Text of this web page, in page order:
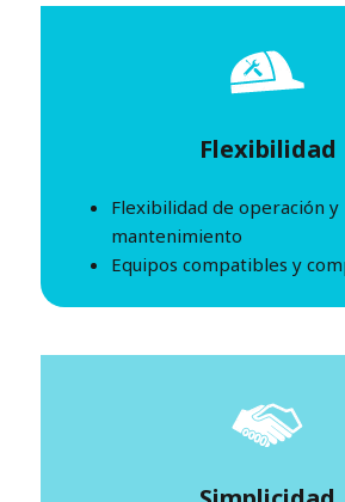
Flexibilidad
Flexibilidad de operación y
mantenimiento
Equipos compatibles y